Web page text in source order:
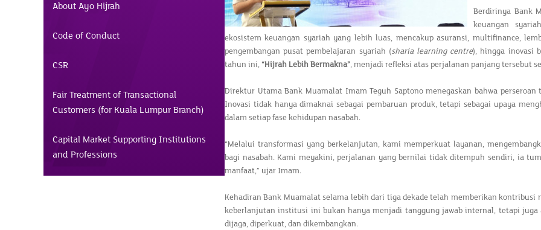
About Ayo Hijrah
Code of Conduct
CSR
Fair Treatment of Transactional
Customers (for Kuala Lumpur Branch)
Capital Market Supporting Institutions
and Professions
Berdirinya Bank
keuangan
ekosistem keuangan syariah yang lebih luas, mencakup asuransi, multifinance,
pengembangan pusat pembelajaran syariah (sharia learning centre), hingga inovasi
tahun ini, “Hijrah Lebih Bermakna”, menjadi refleksi atas perjalanan panjang tersebut
Direktur Utama Bank Muamalat Imam Teguh Saptono menegaskan bahwa
Inovasi tidak hanya dimaknai sebagai pembaruan produk, tetapi sebagai upaya
dalam setiap fase kehidupan nasabah.
“Melalui transformasi yang berkelanjutan, kami memperkuat layanan,
bagi nasabah. Kami meyakini, perjalanan yang bernilai tidak ditempuh sendiri, ia
manfaat,” ujar Imam.
Kehadiran Bank Muamalat selama lebih dari tiga dekade telah memberikan
keberlanjutan institusi ini bukan hanya menjadi tanggung jawab internal, tetapi
dijaga, diperkuat, dan dikembangkan.